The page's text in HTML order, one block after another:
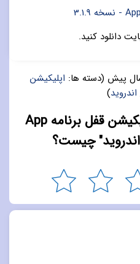
(دسته ها: اپلیکیشن
اندروید)
رای شما به "دانلود اپلیکیشن قفل برنامه App